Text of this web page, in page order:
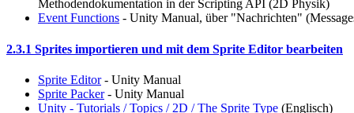
Methodendokumentation in der Scripting API (2D Physik)
Event Functions - Unity Manual, über "Nachrichten"
2.3.1 Sprites importieren und mit dem Sprite Editor bearbeiten
Sprite Editor- Unity Manual
Sprite Packer- Unity Manual
Unity - Tutorials / Topics / 2D / The Sprite Type (Englisch)